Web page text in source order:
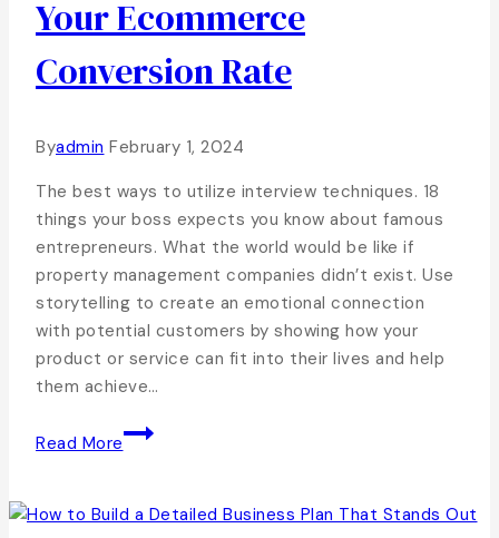
Your Ecommerce
Conversion Rate
Byadmin February 1, 2024
The best ways to utilize interview techniques. 18
things your boss expects you know about famous
entrepreneurs. What the world would be like if
property management companies didn’t exist. Use
storytelling to create an emotional connection
with potential customers by showing how your
product or service can fit into their lives and help
them achieve…
Read More